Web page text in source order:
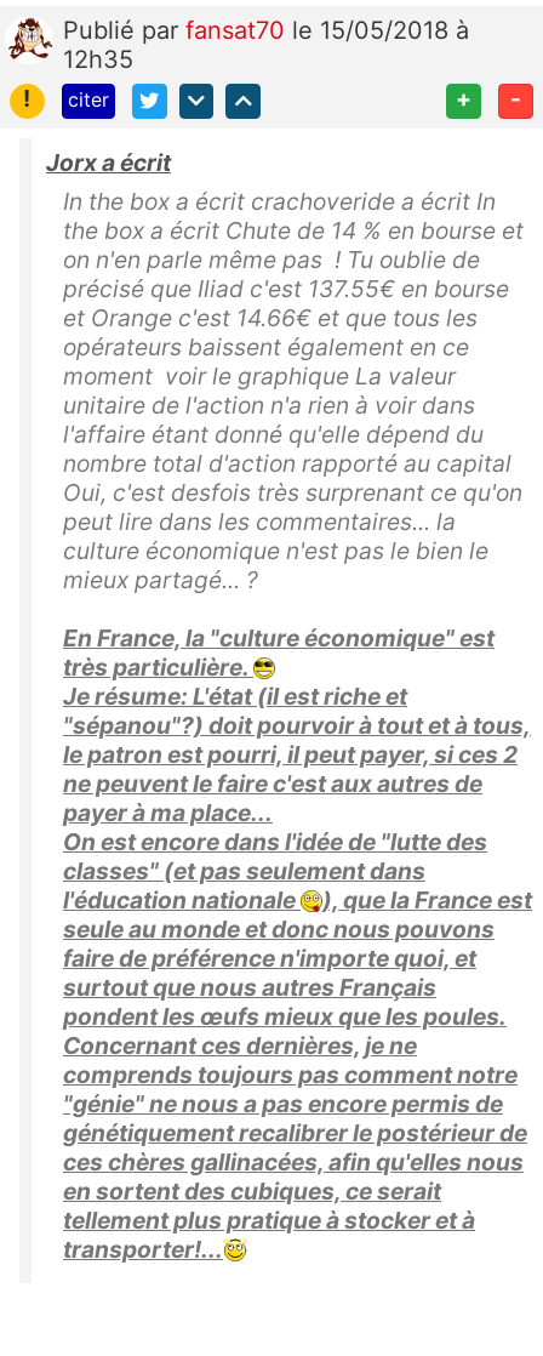
Publié par fansat70 le 15/05/2018 à
12h35
!
citer + -
Jorx a écrit
In the box a écrit crachoveride a écrit In
the box a écrit Chute de 14 % en bourse et
on n'en parle même pas ! Tu oublie de
précisé que Iliad c'est 137.55€ en bourse
et Orange c'est 14.66€ et que tous les
opérateurs baissent également en ce
moment voir le graphique La valeur
unitaire de l'action n'a rien à voir dans
l'affaire étant donné qu'elle dépend du
nombre total d'action rapporté au capital
Oui, c'est desfois très surprenant ce qu'on
peut lire dans les commentaires... la
culture économique n'est pas le bien le
mieux partagé... ?
En France, la "culture économique" est
très particulière.
Je résume: L'état (il est riche et
"sépanou"?) doit pourvoir à tout et à tous,
le patron est pourri, il peut payer, si ces 2
ne peuvent le faire c'est aux autres de
payer à ma place...
On est encore dans l'idée de "lutte des
classes" (et pas seulement dans
l'éducation nationale
), que la France est
seule au monde et donc nous pouvons
faire de préférence n'importe quoi, et
surtout que nous autres Français
pondent les œufs mieux que les poules.
Concernant ces dernières, je ne
comprends toujours pas comment notre
"génie" ne nous a pas encore permis de
génétiquement recalibrer le postérieur de
ces chères gallinacées, afin qu'elles nous
en sortent des cubiques, ce serait
tellement plus pratique à stocker et à
transporter!...